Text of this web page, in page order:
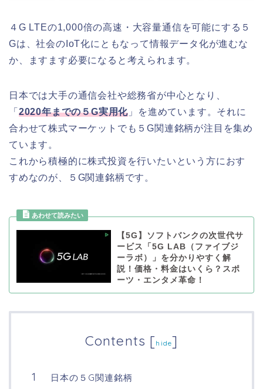
４G LTEの1,000倍の高速・大容量通信を可能にする５
Gは、社会のIoT化にともなって情報データ化が進むな
か、ますます必要になると考えられます。
日本では大手の通信会社や総務省が中心となり、
「 2020年までの５G実用化 」を進めています。それに
合わせて株式マーケットでも５G関連銘柄が注目を集め
ています。
これから積極的に株式投資を行いたいという方におす
すめなのが、５G関連銘柄です。
【5G】ソフトバンクの次世代サ
ービス「5G LAB（ファイブジ
ーラボ）」を分かりやすく解
説！価格・料金はいくら？スポ
ーツ・エンタメ革命！
Contents [hide]
日本の５G関連銘柄